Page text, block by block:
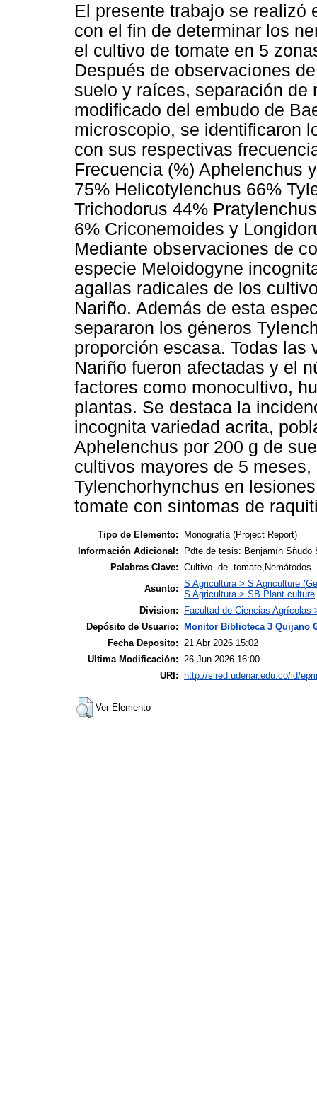
El presente trabajo se realizó
con el fin de determinar los
el cultivo de tomate en 5
Después de observaciones
suelo y raíces, separación de
modificado del embudo de
microscopio, se identificaron
con sus respectivas
Frecuencia (%) Aphelenchus
75% Helicotylenchus 66%
Trichodorus 44%
6% Criconemoides y
Mediante observaciones de
especie Meloidogyne
agallas radicales de los
Nariño. Además de esta
separaron los géneros
proporción escasa. Todas las
Nariño fueron afectadas y el
factores como monocultivo,
plantas. Se destaca la
incognita variedad acrita,
Aphelenchus por 200 g de
cultivos mayores de 5
Tylenchorhynchus en
tomate con sintomas de
Tipo de Elemento:
Monografía (Project Report)
Información Adicional:
Pdte de tesis: Benjamín Sñudo
Palabras Clave: Cultivo--de--
Asunto: S Agricultura > S Agriculture
S Agricultura > SB Plant culture
Division:
Facultad de Ciencias Agrícolas
Depósito de Usuario: Monitor Biblioteca 3 Quijano
Fecha Deposito:
21 Abr 2026 15:02
Ultima Modificación:
26 Jun 2026 16:00
URI: http://sired.udenar.edu.co/id/
Ver Elemento